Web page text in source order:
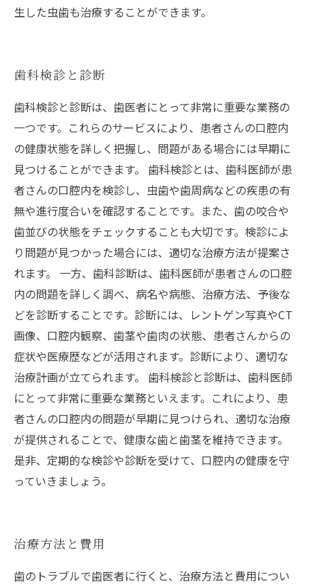
生した虫歯も治療することができます。
歯科検診と診断
歯科検診と診断は、歯医者にとって非常に重要な業務の
一つです。これらのサービスにより、患者さんの口腔内
の健康状態を詳しく把握し、問題がある場合には早期に
見つけることができます。 歯科検診とは、歯科医師が患
者さんの口腔内を検診し、虫歯や歯周病などの疾患の有
無や進行度合いを確認することです。また、歯の咬合や
歯並びの状態をチェックすることも大切です。検診によ
り問題が見つかった場合には、適切な治療方法が提案さ
れます。 一方、歯科診断は、歯科医師が患者さんの口腔
内の問題を詳しく調べ、病名や病態、治療方法、予後な
どを診断することです。診断には、レントゲン写真やCT
画像、口腔内観察、歯茎や歯肉の状態、患者さんからの
症状や医療歴などが活用されます。診断により、適切な
治療計画が立てられます。 歯科検診と診断は、歯科医師
にとって非常に重要な業務といえます。これにより、患
者さんの口腔内の問題が早期に見つけられ、適切な治療
が提供されることで、健康な歯と歯茎を維持できます。
是非、定期的な検診や診断を受けて、口腔内の健康を守
っていきましょう。
治療方法と費用
歯のトラブルで歯医者に行くと、治療方法と費用につい